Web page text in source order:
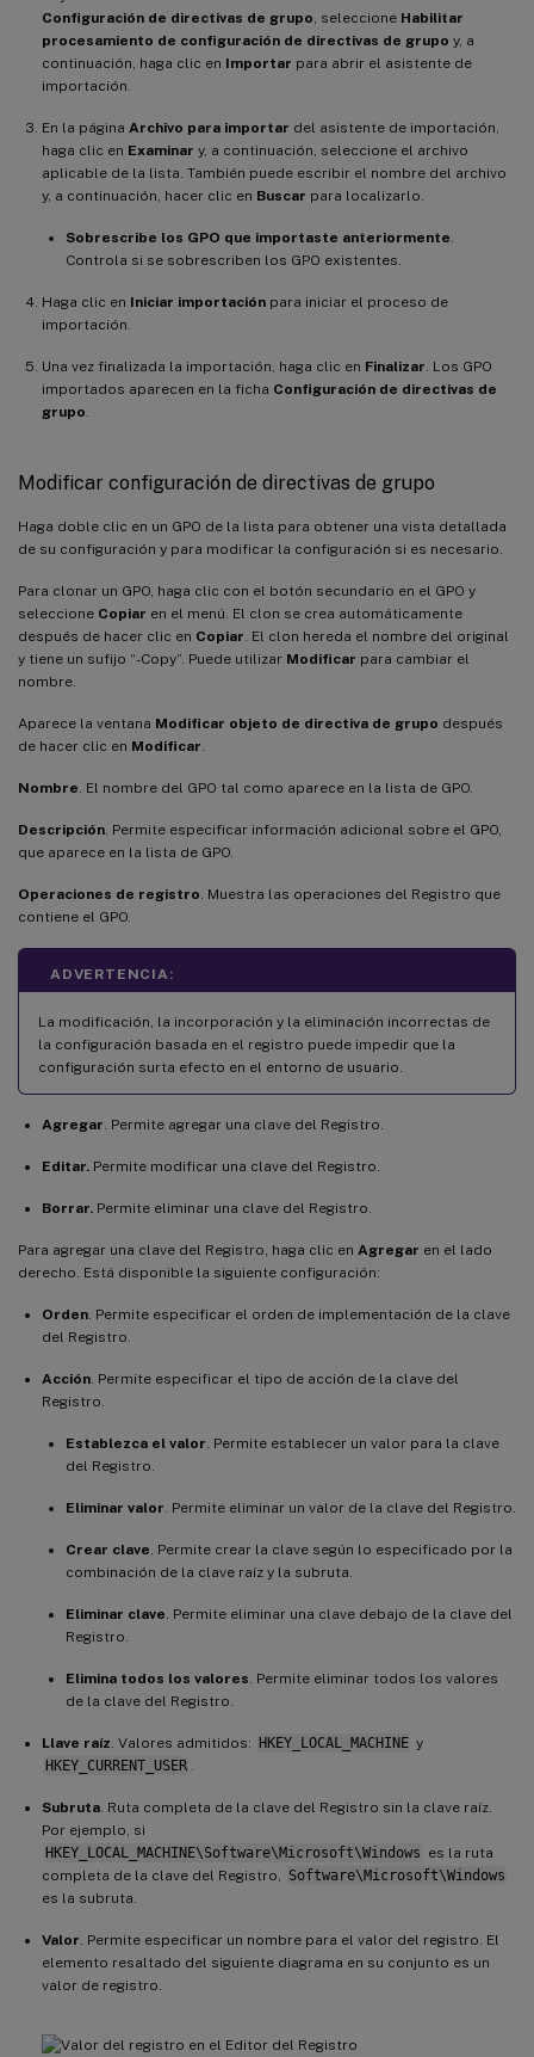
Configuración de directivas de grupo , seleccione Habilitar
procesamiento de configuración de directivas de grupo y, a
continuación, haga clic en Importar para abrir el asistente de
importación.
En la página Archivo para importar del asistente de importación,
haga clic en Examinar y, a continuación, seleccione el archivo
aplicable de la lista. También puede escribir el nombre del archivo
y, a continuación, hacer clic en Buscar para localizarlo.
Sobrescribe los GPO que importaste anteriormente
Controla si se sobrescriben los GPO existentes.
Haga clic en Iniciar importación para iniciar el proceso de
importación.
Una vez finalizada la importación, haga clic en Finalizar . Los GPO
importados aparecen en la ficha Configuración de directivas de
grupo
Modificar configuración de directivas de grupo
Haga doble clic en un GPO de la lista para obtener una vista detallada
de su configuración y para modificar la configuración si es necesario.
Para clonar un GPO, haga clic con el botón secundario en el GPO y
seleccione Copiar en el menú. El clon se crea automáticamente
después de hacer clic en Copiar . El clon hereda el nombre del original
y tiene un sufijo “-Copy”. Puede utilizar Modificar para cambiar el
nombre.
Aparece la ventana Modificar objeto de directiva de grupo después
de hacer clic en Modificar
Nombre . El nombre del GPO tal como aparece en la lista de GPO.
Descripción . Permite especificar información adicional sobre el GPO,
que aparece en la lista de GPO.
Operaciones de registro . Muestra las operaciones del Registro que
contiene el GPO.
ADVERTENCIA:
La modificación, la incorporación y la eliminación incorrectas de
la configuración basada en el registro puede impedir que la
configuración surta efecto en el entorno de usuario.
Agregar . Permite agregar una clave del Registro.
Editar. Permite modificar una clave del Registro.
Borrar. Permite eliminar una clave del Registro.
Para agregar una clave del Registro, haga clic en Agregar en el lado
derecho. Está disponible la siguiente configuración:
Orden . Permite especificar el orden de implementación de la clave
del Registro.
Acción . Permite especificar el tipo de acción de la clave del
Registro.
Establezca el valor . Permite establecer un valor para la clave
del Registro.
Eliminar valor . Permite eliminar un valor de la clave del Registro.
Crear clave . Permite crear la clave según lo especificado por la
combinación de la clave raíz y la subruta.
Eliminar clave . Permite eliminar una clave debajo de la clave del
Registro.
Elimina todos los valores . Permite eliminar todos los valores
de la clave del Registro.
Llave raíz . Valores admitidos: HKEY_LOCAL_MACHINE y
HKEY_CURRENT_USER
Subruta . Ruta completa de la clave del Registro sin la clave raíz.
Por ejemplo, si
HKEY_LOCAL_MACHINE\Software\Microsoft\Windows es la ruta
completa de la clave del Registro,
Software\Microsoft\Windows
es la subruta.
Valor . Permite especificar un nombre para el valor del registro. El
elemento resaltado del siguiente diagrama en su conjunto es un
valor de registro.